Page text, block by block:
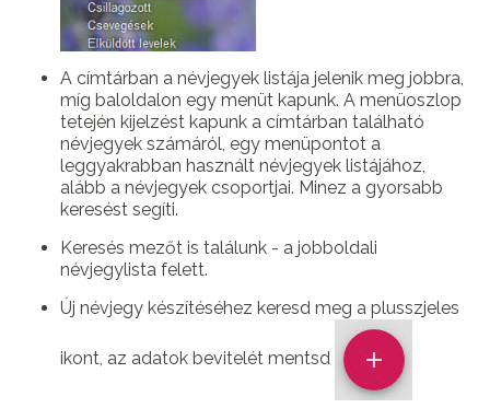
A címtárban a névjegyek listája jelenik meg jobbra,
míg baloldalon egy menüt kapunk. A menüoszlop
tetején kijelzést kapunk a címtárban található
névjegyek számáról, egy menüpontot a
leggyakrabban használt névjegyek listájához,
alább a névjegyek csoportjai. Minez a gyorsabb
keresést segíti.
Keresés mezőt is találunk - a jobboldali
névjegylista felett.
Új névjegy készítéséhez keresd meg a plusszjeles
ikont, az adatok bevitelét mentsd